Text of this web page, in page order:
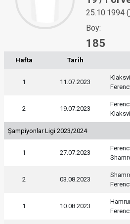
25.10.1994
Boy:
185
Hafta Tarih
1 11.07.2023
2 19.07.2023
Şampiyonlar Ligi 2023/2024
1 27.07.2023
2 03.08.2023
1 10.08.2023